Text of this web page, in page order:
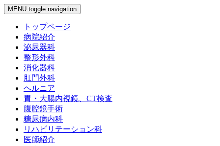
MENU toggle navigation
トップページ
病院紹介
泌尿器科
整形外科
消化器科
肛門外科
ヘルニア
胃・大腸内視鏡、CT検査
腹腔鏡手術
糖尿病内科
リハビリテーション科
医師紹介